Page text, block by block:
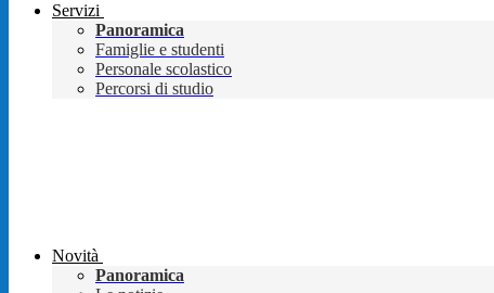
Servizi
Panoramica
Famiglie e studenti
Personale scolastico
Percorsi di studio
Novità
Panoramica